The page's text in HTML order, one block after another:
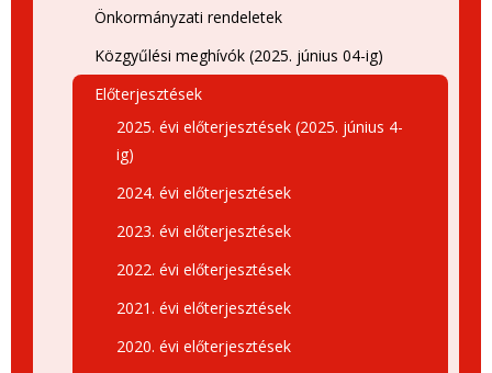
Önkormányzati rendeletek
Közgyűlési meghívók (2025. június 04-ig)
Előterjesztések
2025. évi előterjesztések (2025. június 4-
ig)
2024. évi előterjesztések
2023. évi előterjesztések
2022. évi előterjesztések
2021. évi előterjesztések
2020. évi előterjesztések